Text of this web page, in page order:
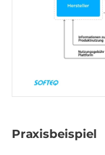
Praxisbeispiel